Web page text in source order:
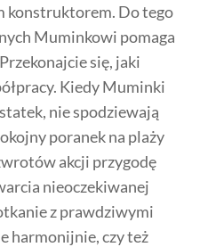
konstruktorem. Do tego
Muminkowi pomaga
się, jaki
Kiedy Muminki
nie spodziewają
poranek na plaży
akcji przygodę
nieoczekiwanej
z prawdziwymi
harmonijnie, czy też